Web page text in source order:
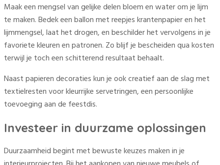
Maak een mengsel van gelijke delen bloem en water om je lijm
te maken. Bedek een ballon met reepjes krantenpapier en het
lijmmengsel, laat het drogen, en beschilder het vervolgens in je
favoriete kleuren en patronen. Zo blijf je bescheiden qua kosten
terwijl je toch een schitterend resultaat behaalt.
Naast papieren decoraties kun je ook creatief aan de slag met
textielresten voor kleurrijke servetringen, een persoonlijke
toevoeging aan de feestdis.
Investeer in duurzame oplossingen
Duurzaamheid begint met bewuste keuzes maken in je